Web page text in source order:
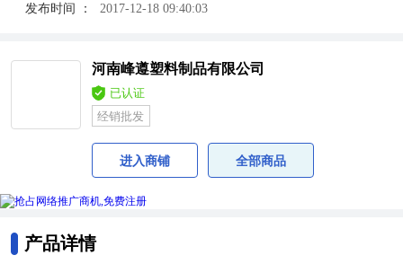
发布时间 ：
2017-12-18 09:40:03
河南峰遵塑料制品有限公司
已认证
经销批发
进入商铺 全部商品
产品详情